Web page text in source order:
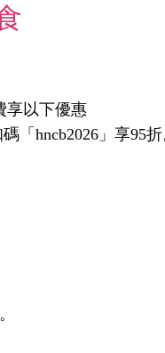
享以下優惠
「hncb2026」享95